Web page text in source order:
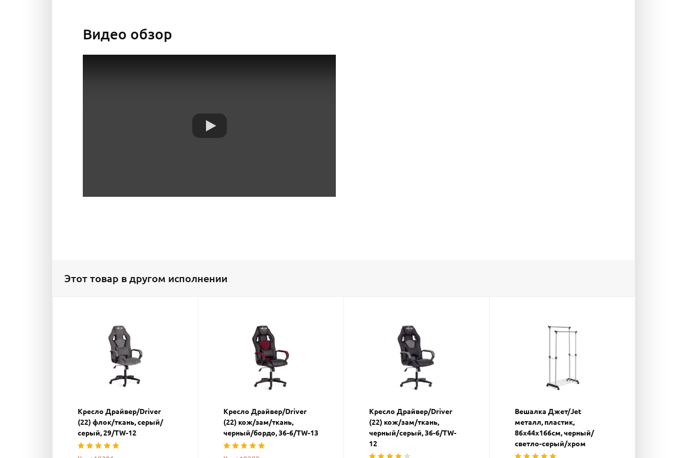
Видео обзор
Этот товар в другом исполнении
Кресло Драйвер/Driver
(22) флок/ткань, серый/
серый, 29/TW-12
Кресло Драйвер/Driver
(22) кож/зам/ткань,
черный/бордо, 36-6/TW-13
Кресло Драйвер/Driver
(22) кож/зам/ткань,
черный/серый, 36-6/TW-
12
Вешалка Джет/Jet
металл, пластик,
86х44х166см, черный/
светло-серый/хром